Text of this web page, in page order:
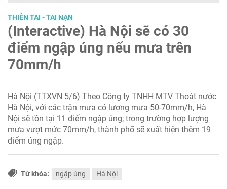
THIÊN TAI - TAI NẠN
(Interactive) Hà Nội sẽ có 30
điểm ngập úng nếu mưa trên
70mm/h
Hà Nội (TTXVN 5/6) Theo Công ty TNHH MTV Thoát nước
Hà Nội, với các trận mưa có lượng mưa 50-70mm/h, Hà
Nội sẽ tồn tại 11 điểm ngập úng; trong trường hợp lượng
mưa vượt mức 70mm/h, thành phố sẽ xuất hiện thêm 19
điểm úng ngập.
Từ khóa: ngập úng Hà Nội